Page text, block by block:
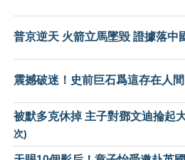
普京逆天 火箭立馬墜毀 證據落中
震撼破迷！史前巨石爲這存在人間
被默多克休掉 主子對鄧文迪掄起
次)